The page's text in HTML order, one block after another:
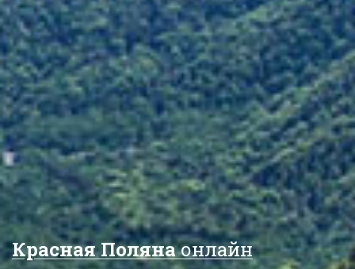
Красная Полянаонлайн